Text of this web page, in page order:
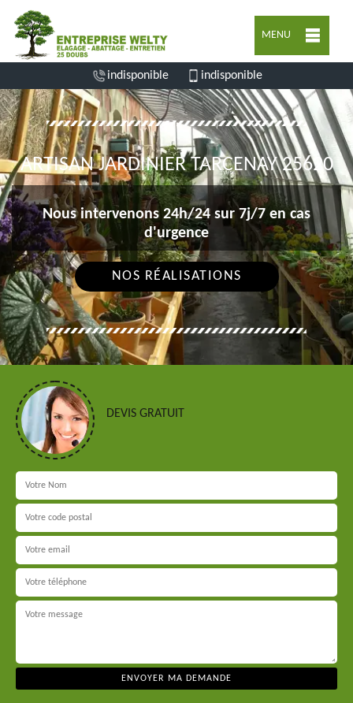
MENU
indisponible indisponible
ARTISAN JARDINIER TARCENAY 25620
Nous intervenons 24h/24 sur 7j/7 en cas
d'urgence
NOS RÉALISATIONS
DEVIS GRATUIT